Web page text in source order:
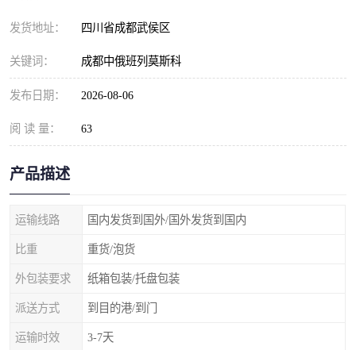
发货地址： 四川省成都武侯区
关键词： 成都中俄班列莫斯科
发布日期： 2026-08-06
阅 读 量： 63
产品描述
运输线路 国内发货到国外/国外发货到国内
比重 重货/泡货
外包装要求 纸箱包装/托盘包装
派送方式 到目的港/到门
运输时效 3-7天